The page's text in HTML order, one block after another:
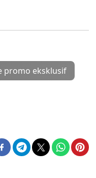
promo eksklusif